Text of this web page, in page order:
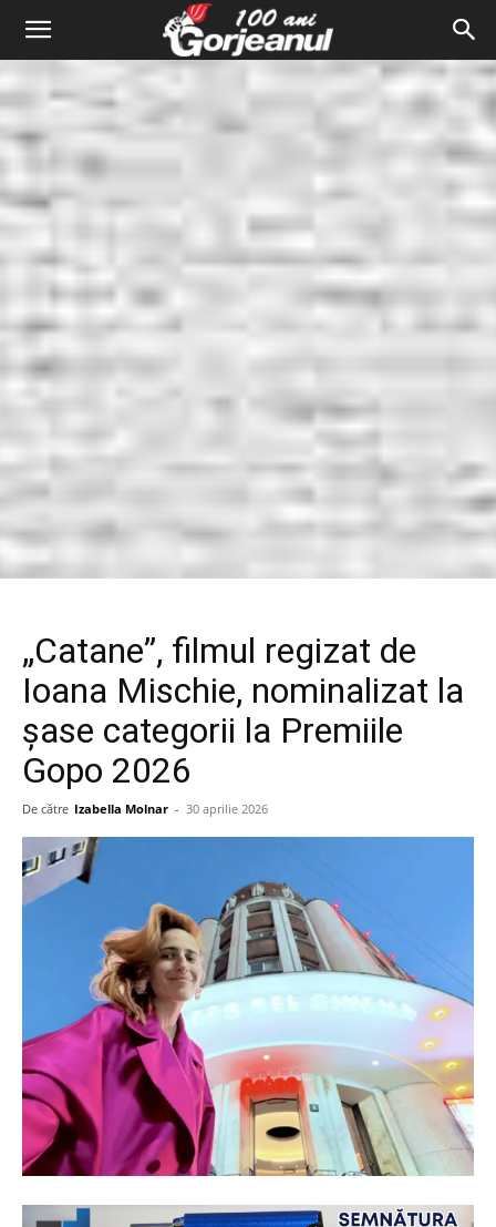
„Catane”, filmul regizat de
Ioana Mischie, nominalizat la
șase categorii la Premiile
Gopo 2026
De către Izabella Molnar - 30 aprilie 2026